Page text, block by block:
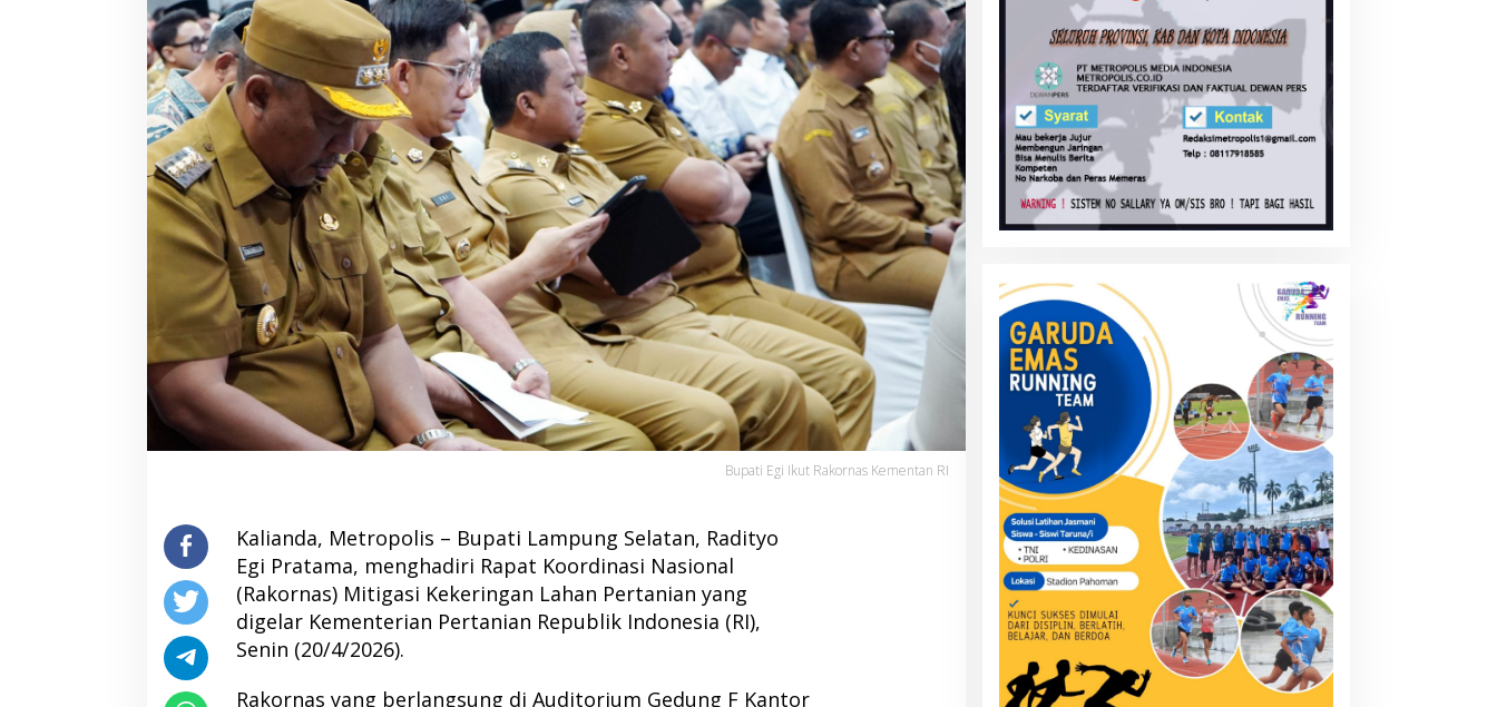
Bupati Egi Ikut Rakornas Kementan RI
Kalianda, Metropolis – Bupati Lampung Selatan, Radityo
Egi Pratama, menghadiri Rapat Koordinasi Nasional
(Rakornas) Mitigasi Kekeringan Lahan Pertanian yang
digelar Kementerian Pertanian Republik Indonesia (RI),
Senin (20/4/2026).
Rakornas yang berlangsung di Auditorium Gedung F Kantor